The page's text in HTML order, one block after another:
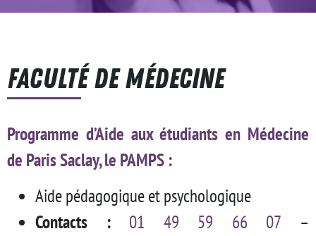
FACULTÉ DE MÉDECINE
Programme d’Aide aux étudiants en Médecine
de Paris Saclay, le PAMPS :
Aide pédagogique et psychologique
Contacts :
01 49 59 66 07 –